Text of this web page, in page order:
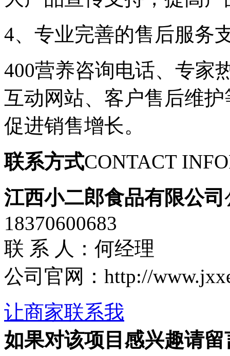
4、专业完善的售后服务
400营养咨询电话、专家
互动网站、客户售后维
促进销售增长。
联系方式CONTACT
江西小二郎食品有限公司
18370600683
联 系 人：何经理
公司官网：http://
让商家联系我
如果对该项目感兴趣请留